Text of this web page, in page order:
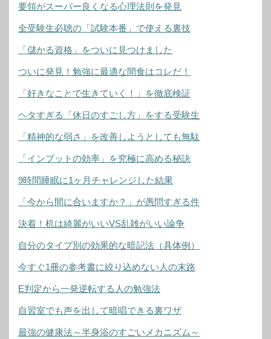
要領がスーパー良くなる心理法則を発見
全受験生必聴の「試験本番」で使える裏技
「儲かる資格」をついに見つけました
ついに発見！勉強に最適な間食はコレだ！
「好きなことで生きていく！」を徹底検証
ヘタすぎる「休日のすごし方」をする受験生
「精神的な弱さ」を改善しようとしても無駄
「インプットの効率」を究極に高める秘訣
9時間睡眠に1ヶ月チャレンジした結果
「今から間に合いますか？」が愚問すぎる件
決着！机は綺麗がいいVS乱雑がいい論争
自分のタイプ別の効果的な暗記法（具体例）
今すぐ1冊の参考書に絞り込めない人の末路
E判定から一発逆転する人の勉強法
自習室でも声を出して暗唱できる裏ワザ
最強の健康法～半身浴のすごいメカニズム～